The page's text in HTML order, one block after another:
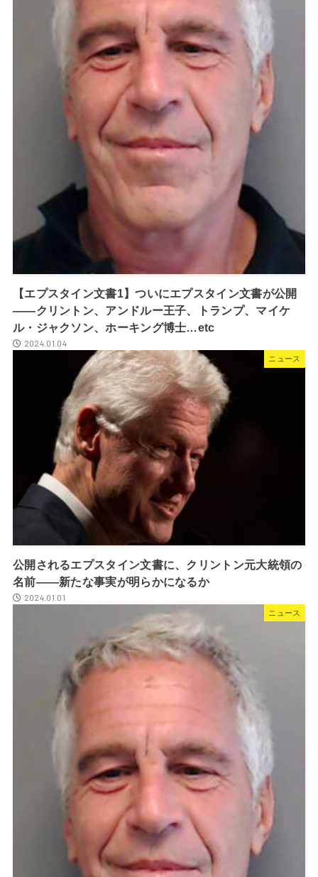
【エプスタイン文書1】ついにエプスタイン文書が公開
――クリントン、アンドルー王子、トランプ、マイケ
ル・ジャクソン、ホーキング博士…etc
2024.01.04
ニュース
公開されるエプスタイン文書に、クリントン元大統領の
名前――新たな事実が明らかになるか
2024.01.01
ニュース